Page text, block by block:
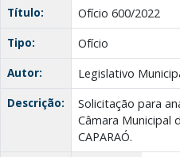
Título:
Ofício 600/2022
Tipo:
Ofício
Autor:
Legislativo
Descrição:
Solicitação para
Câmara Municipal
CAPARAÓ.